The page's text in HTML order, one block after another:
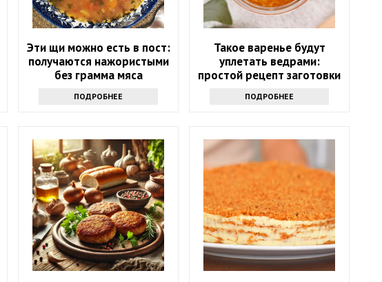
Эти щи можно есть в пост:
получаются нажористыми
без грамма мяса
ПОДРОБНЕЕ
Такое варенье будут
уплетать ведрами:
простой рецепт заготовки
ПОДРОБНЕЕ